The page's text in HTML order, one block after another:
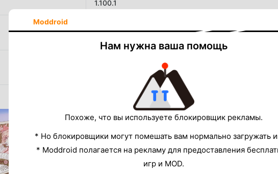
1.100.1
Moddroid
Нам нужна ваша помощь
Похоже, что вы используете блокировщик рекламы.
* Но блокировщики могут помешать вам нормально загружать
* Moddroid полагается на рекламу для предоставления
игр и MOD.